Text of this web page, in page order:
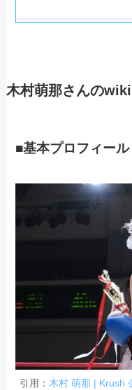
木村萌那さんのwiki
■基本プロフィール
引用： 木村 萌那 | Krush